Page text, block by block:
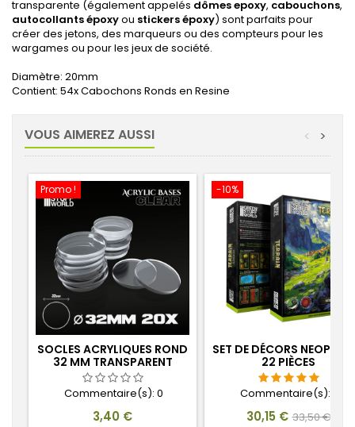
transparente (également appelés dômes epoxy, cabouchons,
autocollants époxyou stickers époxy) sont parfaits pour
créer des jetons, des marqueurs ou des compteurs pour les
wargames ou pour les jeux de société.
Diamètre: 20mm
Contient: 54x Cabochons Ronds en Resine
VOUS AIMEREZ AUSSI >
<
Promo !
SOCLES ACRYLIQUES ROND
32 MM TRANSPARENT
Commentaire(s): 0
Prix
3,40 €
-10%
SET DE DÉCORS
22 PIÈCES
Commentaire(s):
Prix
30,15 € Prix
33,50 €